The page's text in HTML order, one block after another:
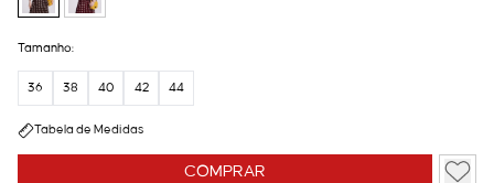
COMPRAR
Tamanho:
36 38 40 42 44
Tabela de Medidas